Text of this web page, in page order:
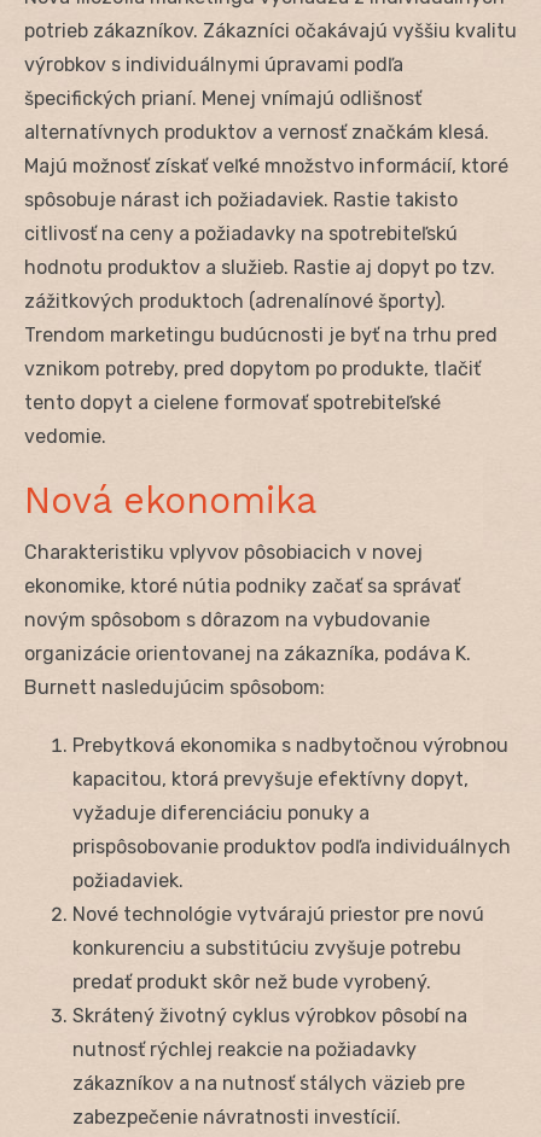
potrieb zákazníkov. Zákazníci očakávajú vyššiu kvalitu
výrobkov s individuálnymi úpravami podľa
špecifických prianí. Menej vnímajú odlišnosť
alternatívnych produktov a vernosť značkám klesá.
Majú možnosť získať veľké množstvo informácií, ktoré
spôsobuje nárast ich požiadaviek. Rastie takisto
citlivosť na ceny a požiadavky na spotrebiteľskú
hodnotu produktov a služieb. Rastie aj dopyt po tzv.
zážitkových produktoch (adrenalínové športy).
Trendom marketingu budúcnosti je byť na trhu pred
vznikom potreby, pred dopytom po produkte, tlačiť
tento dopyt a cielene formovať spotrebiteľské
vedomie.
Nová ekonomika
Charakteristiku vplyvov pôsobiacich v novej
ekonomike, ktoré nútia podniky začať sa správať
novým spôsobom s dôrazom na vybudovanie
organizácie orientovanej na zákazníka, podáva K.
Burnett nasledujúcim spôsobom:
Prebytková ekonomika s nadbytočnou výrobnou
kapacitou, ktorá prevyšuje efektívny dopyt,
vyžaduje diferenciáciu ponuky a
prispôsobovanie produktov podľa individuálnych
požiadaviek.
Nové technológie vytvárajú priestor pre novú
konkurenciu a substitúciu zvyšuje potrebu
predať produkt skôr než bude vyrobený.
Skrátený životný cyklus výrobkov pôsobí na
nutnosť rýchlej reakcie na požiadavky
zákazníkov a na nutnosť stálych väzieb pre
zabezpečenie návratnosti investícií.